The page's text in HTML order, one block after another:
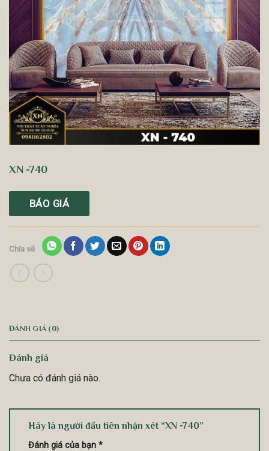
XN -740
BÁO GIÁ
Chia sẽ
ĐÁNH GIÁ (0)
Đánh giá
Chưa có đánh giá nào.
Hãy là người đầu tiên nhận xét “XN -740”
Đánh giá của bạn *